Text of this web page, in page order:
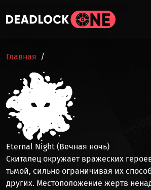
СТРОКА НАВИГАЦИИ
Главная
Eternal Night (Вечная ночь)
Скиталец окружает вражеских
тьмой, сильно ограничивая их
других. Местоположение жертв